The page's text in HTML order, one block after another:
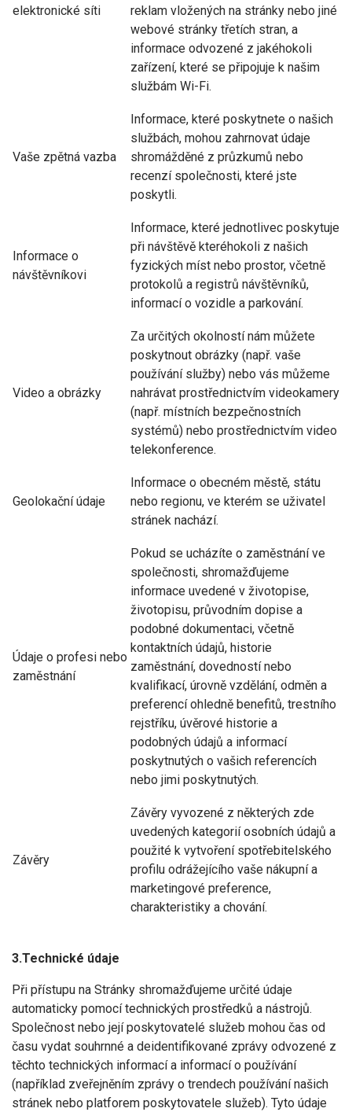
elektronické síti
reklam vložených na stránky nebo jiné
webové stránky třetích stran, a
informace odvozené z jakéhokoli
zařízení, které se připojuje k našim
službám Wi-Fi.
Vaše zpětná vazba
Informace, které poskytnete o našich
službách, mohou zahrnovat údaje
shromážděné z průzkumů nebo
recenzí společnosti, které jste
poskytli.
Informace o
návštěvníkovi
Informace, které jednotlivec poskytuje
při návštěvě kteréhokoli z našich
fyzických míst nebo prostor, včetně
protokolů a registrů návštěvníků,
informací o vozidle a parkování.
Video a obrázky
Za určitých okolností nám můžete
poskytnout obrázky (např. vaše
používání služby) nebo vás můžeme
nahrávat prostřednictvím videokamery
(např. místních bezpečnostních
systémů) nebo prostřednictvím video
telekonference.
Geolokační údaje
Informace o obecném městě, státu
nebo regionu, ve kterém se uživatel
stránek nachází.
Údaje o profesi nebo
zaměstnání
Pokud se ucházíte o zaměstnání ve
společnosti, shromažďujeme
informace uvedené v životopise,
životopisu, průvodním dopise a
podobné dokumentaci, včetně
kontaktních údajů, historie
zaměstnání, dovedností nebo
kvalifikací, úrovně vzdělání, odměn a
preferencí ohledně benefitů, trestního
rejstříku, úvěrové historie a
podobných údajů a informací
poskytnutých o vašich referencích
nebo jimi poskytnutých.
Závěry
Závěry vyvozené z některých zde
uvedených kategorií osobních údajů a
použité k vytvoření spotřebitelského
profilu odrážejícího vaše nákupní a
marketingové preference,
charakteristiky a chování.
3.Technické údaje
Při přístupu na Stránky shromažďujeme určité údaje
automaticky pomocí technických prostředků a nástrojů.
Společnost nebo její poskytovatelé služeb mohou čas od
času vydat souhrnné a deidentifikované zprávy odvozené z
těchto technických informací a informací o používání
(například zveřejněním zprávy o trendech používání našich
stránek nebo platforem poskytovatele služeb). Tyto údaje